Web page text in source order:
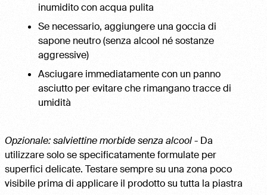
inumidito con acqua pulita
Se necessario, aggiungere una goccia di
sapone neutro (senza alcool né sostanze
aggressive)
Asciugare immediatamente con un panno
asciutto per evitare che rimangano tracce di
umidità
Opzionale: salviettine morbide senza alcool- Da
utilizzare solo se specificatamente formulate per
superfici delicate. Testare sempre su una zona poco
visibile prima di applicare il prodotto su tutta la piastra